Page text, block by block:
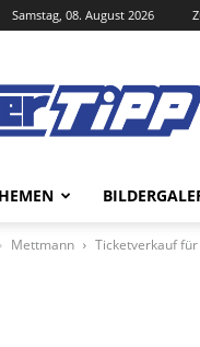
Samstag, 08. August 2026
Tipp
Online
Mettmann Ticketverkauf